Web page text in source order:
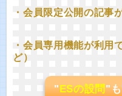
・会員限定公開の記事
・会員専用機能が利用
ど）
"ESの設問"